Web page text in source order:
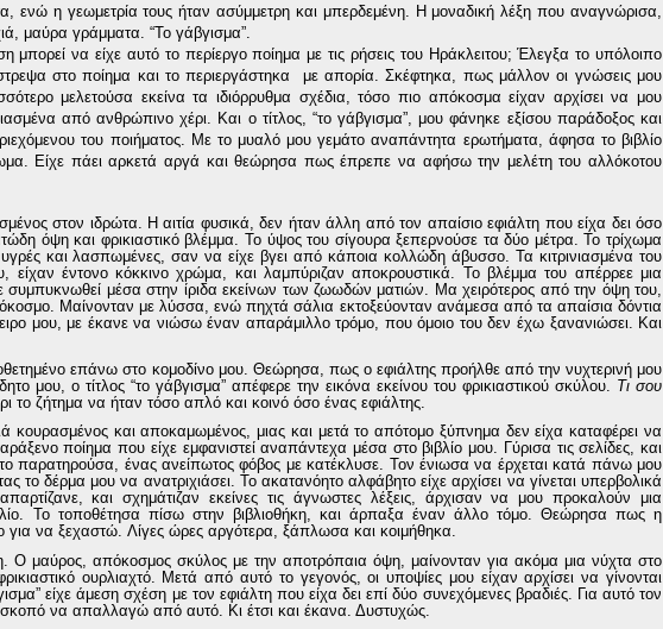
ενώ η γεωμετρία τους ήταν ασύμμετρη και μπερδεμένη. Η μοναδική λέξη που αναγνώρισα,
μαύρα γράμματα. “To γάβγισμα”.
να είχε αυτό το περίεργο ποίημα με τις ρήσεις του Ηράκλειτου;Έλεγξα το υπόλοιπο
στο ποίημα και το περιεργάστηκα με απορία. Σκέφτηκα, πως μάλλον οι γνώσεις μου
μελετούσα εκείνα τα ιδιόρρυθμα σχέδια, τόσο πιο απόκοσμα είχαν αρχίσει να μου
από ανθρώπινο χέρι. Και ο τίτλος, “το γάβγισμα”, μου φάνηκε εξίσου παράδοξος και
του ποιήματος. Με το μυαλό μου γεμάτο αναπάντητα ερωτήματα, άφησα το βιβλίο
. Είχε πάει αρκετά αργά και θεώρησα πως έπρεπε να αφήσω την μελέτη του αλλόκοτου
στον ιδρώτα. Η αιτία φυσικά, δεν ήταν άλλη από τον απαίσιο εφιάλτη που είχα δει όσο
όψη και φρικιαστικόβλέμμα. Το ύψος του σίγουρα ξεπερνούσε τα δύο μέτρα. Το τρίχωμα
και λασπωμένες, σαν να είχε βγει από κάποια κολλώδη άβυσσο. Τα κιτρινιασμένα του
είχαν έντονο κόκκινο χρώμα, και λαμπύριζαν αποκρουστικά. Το βλέμμα του απέρρεεμια
μέσα στην ίριδα εκείνων των ζωωδών ματιών. Μα χειρότερος από την όψη του,
Μαίνονταν με λύσσα, ενώ πηχτά σάλια εκτοξεύονταν ανάμεσα από τα απαίσια δόντια
μου, με έκανε να νιώσω έναν απαράμιλλο τρόμο, που όμοιο τουδεν έχω ξανανιώσει. Και
επάνω στο κομοδίνο μου. Θεώρησα, πως ο εφιάλτης προήλθε από την νυχτερινή μου
μου, ο τίτλος “το γάβγισμα” απέφερε την εικόνα εκείνου του φρικιαστικού σκύλου. Τι σου
το ζήτημα να ήταν τόσο απλό και κοινό όσο ένας εφιάλτης.
και αποκαμωμένος, μιας και μετά το απότομο ξύπνημα δεν είχα καταφέρει να
ποίημα που είχε εμφανιστεί αναπάντεχα μέσα στο βιβλίο μου. Γύρισα τις σελίδες, και
παρατηρούσα, ένας ανείπωτοςφόβος με κατέκλυσε. Τον ένιωσα να έρχεται κατά πάνω μου
δέρμα μου να ανατριχιάσει. Το ακατανόητο αλφάβητο είχε αρχίσει να γίνεται υπερβολικά
και σχημάτιζαν εκείνες τις άγνωστες λέξεις, άρχισαν να μου προκαλούν μια
. Το τοποθέτησα πίσω στην βιβλιοθήκη, και άρπαξα έναν άλλο τόμο. Θεώρησα πως η
για να ξεχαστώ. Λίγες ώρες αργότερα, ξάπλωσα και κοιμήθηκα.
Ο μαύρος, απόκοσμος σκύλος με την αποτρόπαια όψη, μαίνονταν για ακόμα μια νύχτα στο
ουρλιαχτό.
Μετά από αυτό το γεγονός, οι υποψίες μου είχαν αρχίσει να γίνονται
” είχε άμεση σχέση με τον εφιάλτη που είχα δει επί δύο συνεχόμενες βραδιές. Για αυτό τον
να απαλλαγώ από αυτό. Κι έτσι και έκανα. Δυστυχώς.